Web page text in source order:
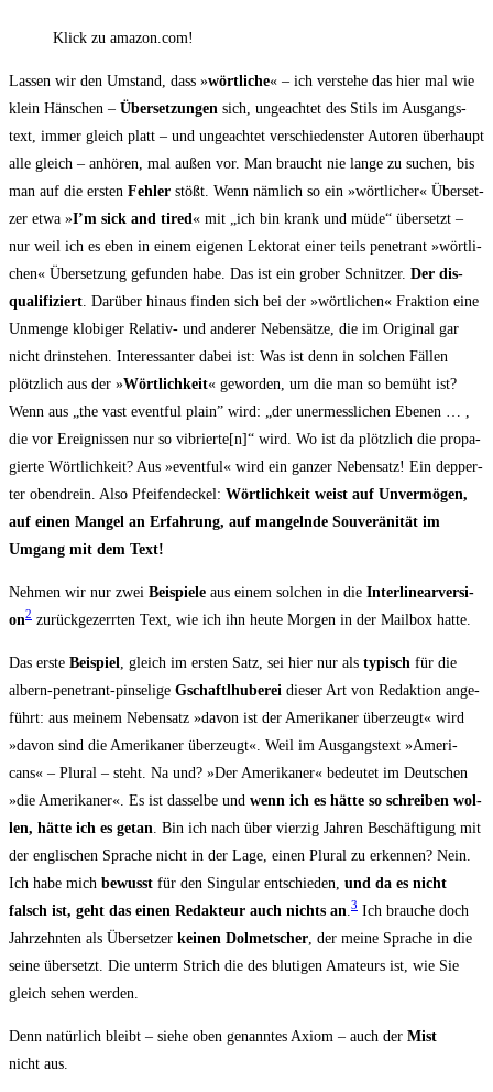
Klick zu amazon.com!
Las­sen wir den Umstand, dass »wört­li­che« – ich ver­ste­he das hier mal wie
klein Häns­chen – Über­set­zun­gen sich, unge­ach­tet des Stils im Aus­gangs­
text, immer gleich platt – und unge­ach­tet ver­schie­dens­ter Autoren über­haupt
alle gleich – anhö­ren, mal außen vor. Man braucht nie lan­ge zu suchen, bis
man auf die ers­ten Feh­ler stößt. Wenn näm­lich so ein »wört­li­cher« Über­set­
zer etwa »I’m sick and tired« mit „ich bin krank und müde“ über­setzt –
nur weil ich es eben in einem eige­nen Lek­to­rat einer teils pene­trant »wört­li­
chen« Über­set­zung gefun­den habe. Das ist ein gro­ber Schnit­zer. Der dis­
qua­li­fi­ziert . Dar­über hin­aus fin­den sich bei der »wört­li­chen« Frak­ti­on eine
Unmen­ge klo­bi­ger Rela­tiv- und ande­rer Neben­sät­ze, die im Ori­gi­nal gar
nicht drin­ste­hen. Inter­es­san­ter dabei ist: Was ist denn in sol­chen Fäl­len
plötz­lich aus der »Wört­lich­keit« gewor­den, um die man so bemüht ist?
Wenn aus „the vast eventful plain” wird: „der uner­mess­li­chen Ebe­nen … ,
die vor Ereig­nis­sen nur so vibrierte[n]“ wird. Wo ist da plötz­lich die pro­pa­
gier­te Wört­lich­keit? Aus »eventful« wird ein gan­zer Neben­satz! Ein dep­per­
ter oben­drein. Also Pfei­fen­de­ckel: Wört­lich­keit weist auf Unver­mö­gen,
auf einen Man­gel an Erfah­rung, auf man­geln­de Sou­ve­rä­ni­tät im
Umgang mit dem Text!
Neh­men wir nur zwei Bei­spie­le aus einem sol­chen in die Inter­li­ne­ar­ver­si­
on2 zurück­ge­zerr­ten Text, wie ich ihn heu­te Mor­gen in der Mail­box hatte.
Das ers­te Bei­spiel , gleich im ers­ten Satz, sei hier nur als typisch für die
albern-pene­trant-pin­se­li­ge Gschaftl­hu­be­rei die­ser Art von Redak­ti­on ange­
führt: aus mei­nem Neben­satz »davon ist der Ame­ri­ka­ner über­zeugt« wird
»davon sind die Ame­ri­ka­ner über­zeugt«. Weil im Aus­gangs­text »Ame­ri­
cans« – Plu­ral – steht. Na und? »Der Ame­ri­ka­ner« bedeu­tet im Deut­schen
»die Ame­ri­ka­ner«. Es ist das­sel­be und wenn ich es hät­te so schrei­ben wol­
len, hät­te ich es getan . Bin ich nach über vier­zig Jah­ren Beschäf­ti­gung mit
der eng­li­schen Spra­che nicht in der Lage, einen Plu­ral zu erken­nen? Nein.
Ich habe mich bewusst für den Sin­gu­lar ent­schie­den, und da es nicht
falsch ist, geht das einen Redak­teur auch nichts an 3 Ich brau­che doch
Jahr­zehn­ten als Über­set­zer kei­nen Dol­met­scher , der mei­ne Spra­che in die
sei­ne über­setzt. Die unterm Strich die des blu­ti­gen Ama­teurs ist, wie Sie
gleich sehen werden.
Denn natür­lich bleibt – sie­he oben genann­tes Axi­om – auch der Mist
nicht aus.